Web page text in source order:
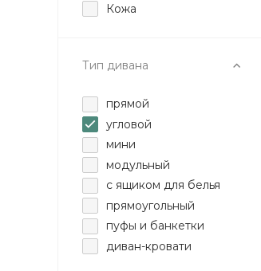
Кожа
Тип дивана
прямой
угловой
мини
модульный
с ящиком для белья
прямоугольный
пуфы и банкетки
диван-кровати